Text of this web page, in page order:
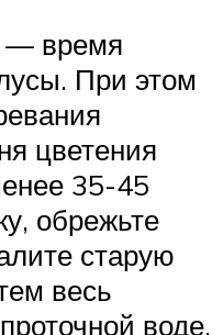
— время
При этом
цветения
35-45
обрежьте
старую
весь
воде,